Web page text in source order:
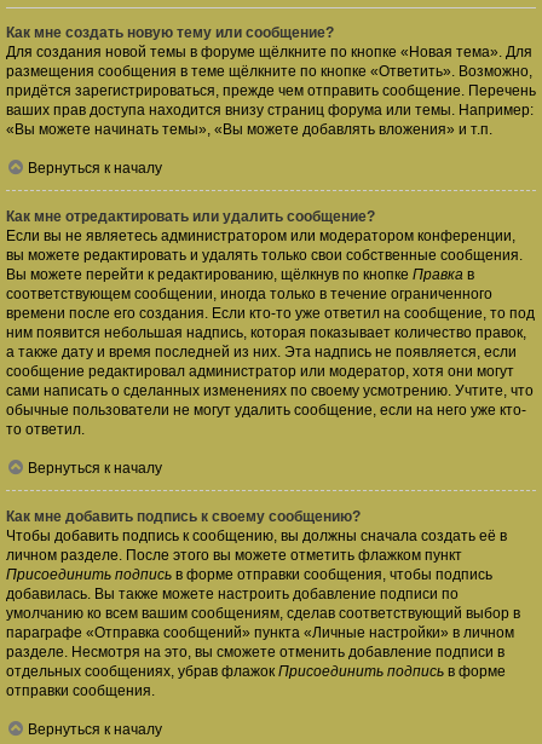
Как мне создать новую тему или сообщение?
Для создания новой темы в форуме щёлкните по кнопке «Новая тема». Для
размещения сообщения в теме щёлкните по кнопке «Ответить». Возможно,
придётся зарегистрироваться, прежде чем отправить сообщение. Перечень
ваших прав доступа находится внизу страниц форума или темы. Например:
«Вы можете начинать темы», «Вы можете добавлять вложения» и т.п.
Вернуться к началу
Как мне отредактировать или удалить сообщение?
Если вы не являетесь администратором или модератором конференции,
вы можете редактировать и удалять только свои собственные сообщения.
Вы можете перейти к редактированию, щёлкнув по кнопке Правка в
соответствующем сообщении, иногда только в течение ограниченного
времени после его создания. Если кто-то уже ответил на сообщение, то под
ним появится небольшая надпись, которая показывает количество правок,
а также дату и время последней из них. Эта надпись не появляется, если
сообщение редактировал администратор или модератор, хотя они могут
сами написать о сделанных изменениях по своему усмотрению. Учтите, что
обычные пользователи не могут удалить сообщение, если на него уже кто-
то ответил.
Вернуться к началу
Как мне добавить подпись к своему сообщению?
Чтобы добавить подпись к сообщению, вы должны сначала создать её в
личном разделе. После этого вы можете отметить флажком пункт
Присоединить подпись в форме отправки сообщения, чтобы подпись
добавилась. Вы также можете настроить добавление подписи по
умолчанию ко всем вашим сообщениям, сделав соответствующий выбор в
параграфе «Отправка сообщений» пункта «Личные настройки» в личном
разделе. Несмотря на это, вы сможете отменить добавление подписи в
отдельных сообщениях, убрав флажок Присоединить подпись в форме
отправки сообщения.
Вернуться к началу